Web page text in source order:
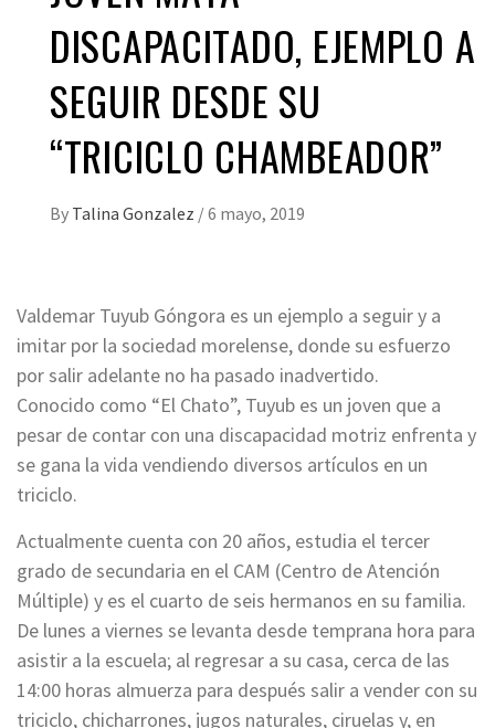
DISCAPACITADO, EJEMPLO A
SEGUIR DESDE SU
“TRICICLO CHAMBEADOR”
By Talina Gonzalez /6 mayo, 2019
Valdemar Tuyub Góngora es un ejemplo a seguir y a
imitar por la sociedad morelense, donde su esfuerzo
por salir adelante no ha pasado inadvertido.
Conocido como “El Chato”, Tuyub es un joven que a
pesar de contar con una discapacidad motriz enfrenta y
se gana la vida vendiendo diversos artículos en un
triciclo.
Actualmente cuenta con 20 años, estudia el tercer
grado de secundaria en el CAM (Centro de Atención
Múltiple) y es el cuarto de seis hermanos en su familia.
De lunes a viernes se levanta desde temprana hora para
asistir a la escuela; al regresar a su casa, cerca de las
14:00 horas almuerza para después salir a vender con su
triciclo, chicharrones, jugos naturales, ciruelas y, en